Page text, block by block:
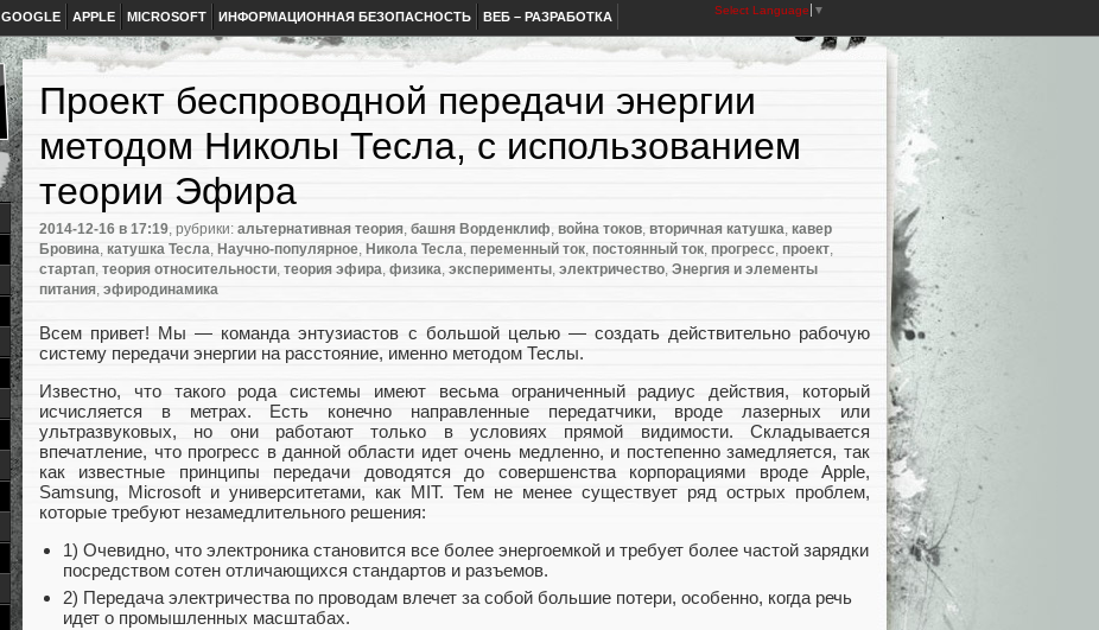
GOOGLE APPLE MICROSOFT ИНФОРМАЦИОННАЯ БЕЗОПАСНОСТЬ ВЕБ – РАЗРАБОТКА Select Language ▼
Проект беспроводной передачи энергии
методом Николы Тесла, с использованием
теории Эфира
2014-12-16 в 17:19, рубрики: альтернативная теория, башня Ворденклиф, война токов, вторичная катушка, кавер
Бровина, катушка Тесла, Научно-популярное, Никола Тесла, переменный ток, постоянный ток, прогресс, проект,
стартап, теория относительности, теория эфира, физика, эксперименты, электричество, Энергия и элементы
питания, эфиродинамика
Всем привет! Мы — команда энтузиастов с большой целью — создать действительно рабочую
систему передачи энергии на расстояние, именно методом Теслы.
Известно, что такого рода системы имеют весьма ограниченный радиус действия, который
исчисляется в метрах. Есть конечно направленные передатчики, вроде лазерных или
ультразвуковых, но они работают только в условиях прямой видимости. Складывается
впечатление, что прогресс в данной области идет очень медленно, и постепенно замедляется, так
как известные принципы передачи доводятся до совершенства корпорациями вроде Apple,
Samsung, Microsoft и университетами, как MIT. Тем не менее существует ряд острых проблем,
которые требуют незамедлительного решения:
1) Очевидно, что электроника становится все более энергоемкой и требует более частой зарядки
посредством сотен отличающихся стандартов и разъемов.
2) Передача электричества по проводам влечет за собой большие потери, особенно, когда речь
идет о промышленных масштабах.